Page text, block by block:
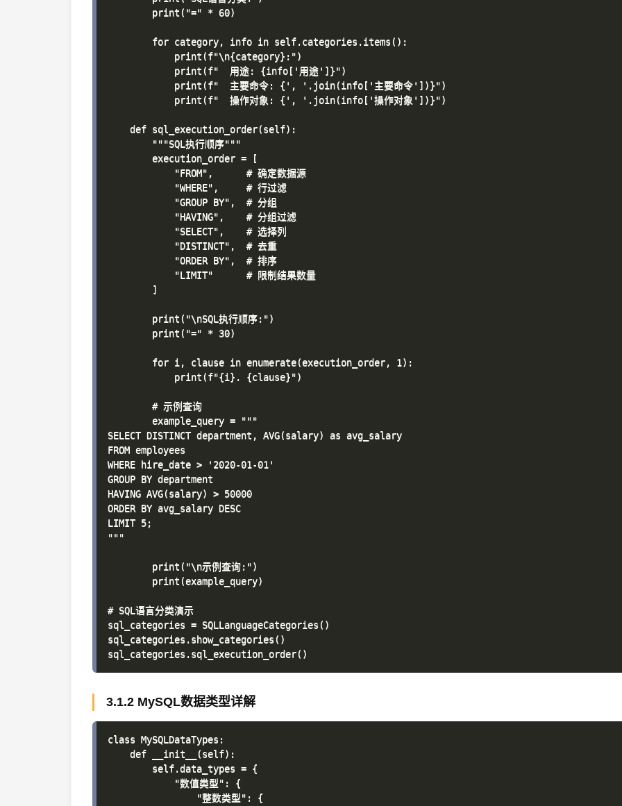
        print("=" * 60)
        for category, info in self.categories.items():
            print(f"\n{category}:")
            print(f"  用途: {info['用途']}")
            print(f"  主要命令: {', '.join(info['主要命令'])}")
            print(f"  操作对象: {', '.join(info['操作对象'])}")
    def sql_execution_order(self):
        """SQL执行顺序"""
        execution_order = [
            "FROM",      # 确定数据源
            "WHERE",     # 行过滤
            "GROUP BY",  # 分组
            "HAVING",    # 分组过滤
            "SELECT",    # 选择列
            "DISTINCT",  # 去重
            "ORDER BY",  # 排序
            "LIMIT"      # 限制结果数量
        ]
        print("\nSQL执行顺序:")
        print("=" * 30)
        for i, clause in enumerate(execution_order, 1):
            print(f"{i}. {clause}")
        # 示例查询
        example_query = """
SELECT DISTINCT department, AVG(salary) as avg_salary
FROM employees
WHERE hire_date > '2020-01-01'
GROUP BY department
HAVING AVG(salary) > 50000
ORDER BY avg_salary DESC
LIMIT 5;
"""
        print("\n示例查询:")
        print(example_query)
# SQL语言分类演示
sql_categories = SQLLanguageCategories()
sql_categories.show_categories()
3.1.2 MySQL数据类型详解
class MySQLDataTypes:
    def __init__(self):
        self.data_types = {
            "数值类型": {
                "整数类型": {